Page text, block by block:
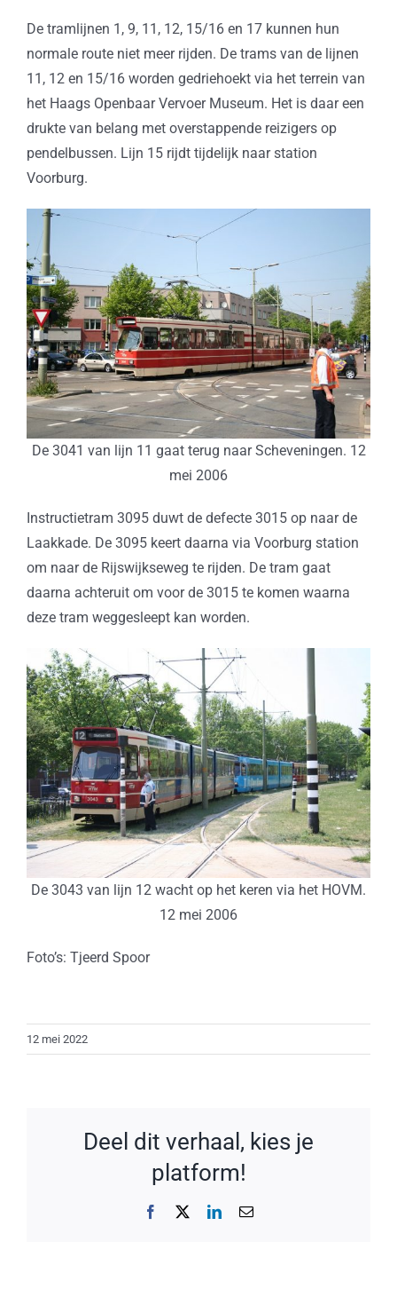
De tramlijnen 1, 9, 11, 12, 15/16 en 17 kunnen hun
normale route niet meer rijden. De trams van de lijnen
11, 12 en 15/16 worden gedriehoekt via het terrein van
het Haags Openbaar Vervoer Museum. Het is daar een
drukte van belang met overstappende reizigers op
pendelbussen. Lijn 15 rijdt tijdelijk naar station
Voorburg.
De 3041 van lijn 11 gaat terug naar Scheveningen. 12
mei 2006
Instructietram 3095 duwt de defecte 3015 op naar de
Laakkade. De 3095 keert daarna via Voorburg station
om naar de Rijswijkseweg te rijden. De tram gaat
daarna achteruit om voor de 3015 te komen waarna
deze tram weggesleept kan worden.
De 3043 van lijn 12 wacht op het keren via het HOVM.
12 mei 2006
Foto’s: Tjeerd Spoor
12 mei 2022
Deel dit verhaal, kies je
platform!
Facebook LinkedIn
E-